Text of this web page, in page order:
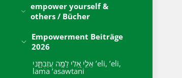
empower yourself &
others / Bücher
Empowerment Beiträge
2026
אֵלִ֣י אֵ֭לִי לָמָ֣ה עֲזַבְתָּ֑נִי ’eli, ’eli,
lama ‘asawtani